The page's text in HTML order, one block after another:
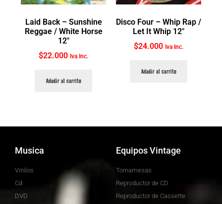
Laid Back ‎– Sunshine
Reggae / White Horse
12″
$22.000 Iva Inc.
Añadir al carrito
Disco Four ‎– Whip Rap /
Let It Whip 12″
$24.000 Iva Inc.
Añadir al carrito
Musica
Vinilos
Cd
DVD
Equipos Vintage
Tornamesas
Reproductor de CD
Reproductor de Cassette